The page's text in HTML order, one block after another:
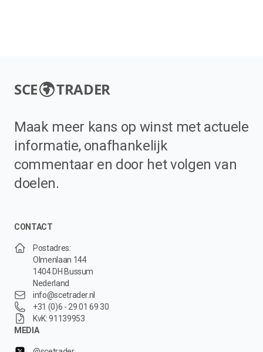
SCE TRADER
Maak meer kans op winst met actuele
informatie, onafhankelijk
commentaar en door het volgen van
doelen.
CONTACT
Postadres:
Olmenlaan 144
1404 DH Bussum
Nederland
info@scetrader.nl
+31 (0)6 - 29 01 69 30
KvK: 91139953
MEDIA